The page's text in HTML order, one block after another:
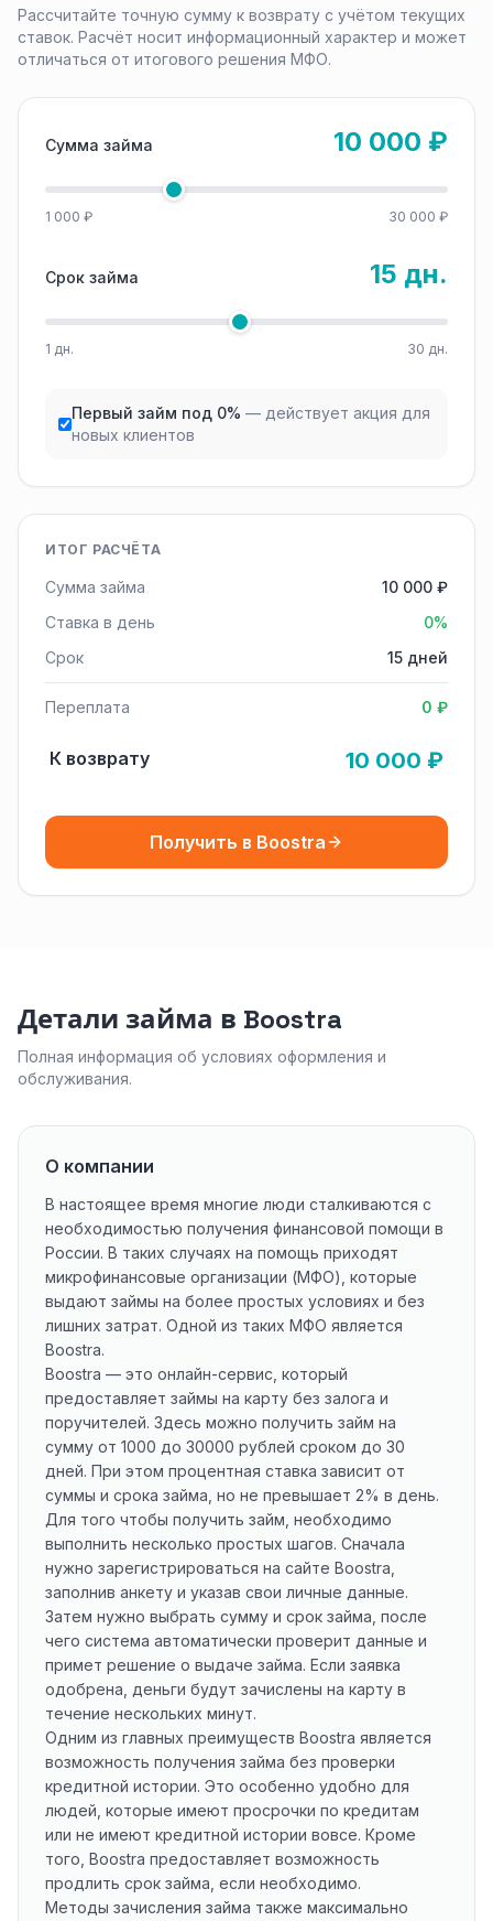
Рассчитайте точную сумму к возврату с учётом текущих
ставок. Расчёт носит информационный характер и может
отличаться от итогового решения МФО.
Сумма займа 10 000 ₽
1 000 ₽ 30 000 ₽
Срок займа 15 дн.
1 дн. 30 дн.
Первый займ под 0% — действует акция для
новых клиентов
ИТОГ РАСЧЁТА
Сумма займа
10 000 ₽
Ставка в день
0%
Срок
15 дней
Переплата 0 ₽
К возврату 10 000 ₽
Получить в Boostra
Детали займа в Boostra
Полная информация об условиях оформления и
обслуживания.
О компании
В настоящее время многие люди сталкиваются с
необходимостью получения финансовой помощи в
России. В таких случаях на помощь приходят
микрофинансовые организации (МФО), которые
выдают займы на более простых условиях и без
лишних затрат. Одной из таких МФО является
Boostra.
Boostra — это онлайн-сервис, который
предоставляет займы на карту без залога и
поручителей. Здесь можно получить займ на
сумму от 1000 до 30000 рублей сроком до 30
дней. При этом процентная ставка зависит от
суммы и срока займа, но не превышает 2% в день.
Для того чтобы получить займ, необходимо
выполнить несколько простых шагов. Сначала
нужно зарегистрироваться на сайте Boostra,
заполнив анкету и указав свои личные данные.
Затем нужно выбрать сумму и срок займа, после
чего система автоматически проверит данные и
примет решение о выдаче займа. Если заявка
одобрена, деньги будут зачислены на карту в
течение нескольких минут.
Одним из главных преимуществ Boostra является
возможность получения займа без проверки
кредитной истории. Это особенно удобно для
людей, которые имеют просрочки по кредитам
или не имеют кредитной истории вовсе. Кроме
того, Boostra предоставляет возможность
продлить срок займа, если необходимо.
Методы зачисления займа также максимально